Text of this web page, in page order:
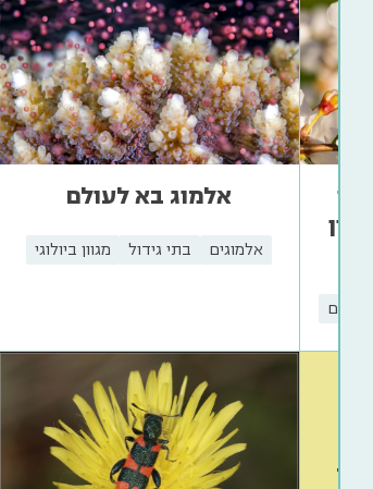
האקלים
אלמוג בא לעולם
אלמוגים בתי גידול מגוון ביולוגי